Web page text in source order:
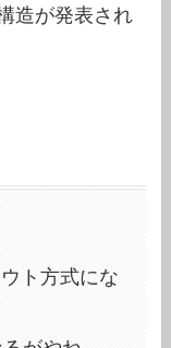
造が発表され
ト方式にな